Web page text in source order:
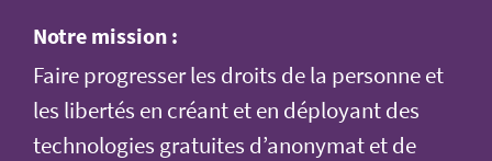
Notre mission :
Faire progresser les droits de la personne et
les libertés en créant et en déployant des
technologies gratuites d’anonymat et de